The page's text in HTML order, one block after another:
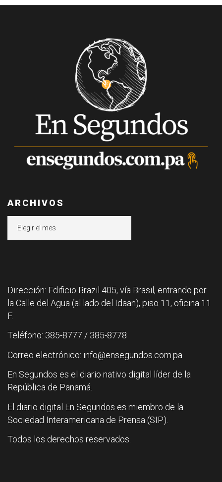
ARCHIVOS
Dirección: Edificio Brazil 405, vía Brasil, entrando por
la Calle del Agua (al lado del Idaan), piso 11, oficina 11
F.
Teléfono: 385-8777 / 385-8778
Correo electrónico: info@ensegundos.com.pa
En Segundos es el diario nativo digital líder de la
República de Panamá.
El diario digital En Segundos es miembro de la
Sociedad Interamericana de Prensa (SIP).
Todos los derechos reservados.